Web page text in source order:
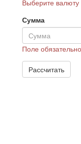
Выберите валюту
Сумма
Поле